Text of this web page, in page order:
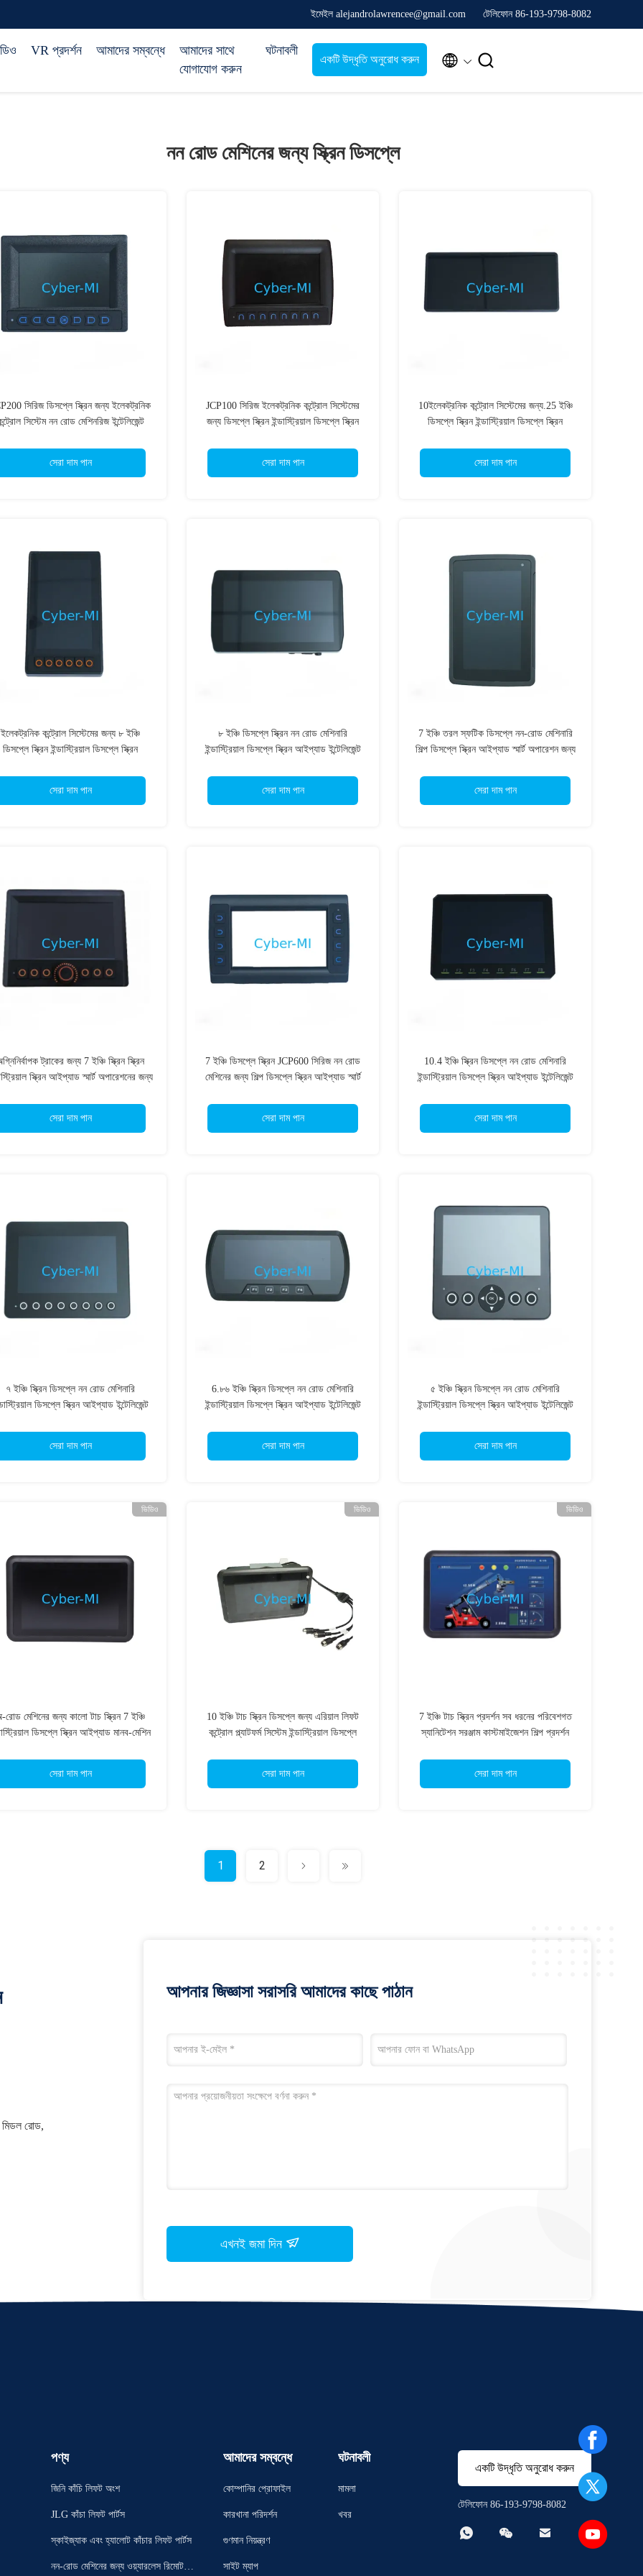
ইমেইল alejandrolawrencee@gmail.com টেলিফোন 86-193-9798-8082
VR প্রদর্শন আমাদের সম্বন্ধে
আমাদের সাথে
যোগাযোগ করুন
ঘটনাবলী
একটি উদ্ধৃতি অনুরোধ করুন  
নন রোড মেশিনের জন্য স্ক্রিন ডিসপ্লে
সিরিজ ডিসপ্লে স্ক্রিন জন্য ইলেকট্রনিক
সিস্টেম নন রোড মেশিনরিজ ইন্টেলিজেন্ট
সেরা দাম পান
JCP100 সিরিজ ইলেকট্রনিক কন্ট্রোল সিস্টেমের
জন্য ডিসপ্লে স্ক্রিন ইন্ডাস্ট্রিয়াল ডিসপ্লে স্ক্রিন
সেরা দাম পান
10ইলেকট্রনিক কন্ট্রোল সিস্টেমের জন্য.25 ইঞ্চি
ডিসপ্লে স্ক্রিন ইন্ডাস্ট্রিয়াল ডিসপ্লে স্ক্রিন
সেরা দাম পান
ইলেকট্রনিক কন্ট্রোল সিস্টেমের জন্য ৮ ইঞ্চি
ডিসপ্লে স্ক্রিন ইন্ডাস্ট্রিয়াল ডিসপ্লে স্ক্রিন
সেরা দাম পান
৮ ইঞ্চি ডিসপ্লে স্ক্রিন নন রোড মেশিনারি
ইন্ডাস্ট্রিয়াল ডিসপ্লে স্ক্রিন আইপ্যাড ইন্টেলিজেন্ট
সেরা দাম পান
7 ইঞ্চি তরল স্ফটিক ডিসপ্লে নন-রোড মেশিনারি
শিল্প ডিসপ্লে স্ক্রিন আইপ্যাড স্মার্ট অপারেশন জন্য
সেরা দাম পান
ট্রাকের জন্য 7 ইঞ্চি স্ক্রিন স্ক্রিন
স্ক্রিন আইপ্যাড স্মার্ট অপারেশনের জন্য
সেরা দাম পান
7 ইঞ্চি ডিসপ্লে স্ক্রিন JCP600 সিরিজ নন রোড
মেশিনের জন্য শিল্প ডিসপ্লে স্ক্রিন আইপ্যাড স্মার্ট
সেরা দাম পান
10.4 ইঞ্চি স্ক্রিন ডিসপ্লে নন রোড মেশিনারি
ইন্ডাস্ট্রিয়াল ডিসপ্লে স্ক্রিন আইপ্যাড ইন্টেলিজেন্ট
সেরা দাম পান
৭ ইঞ্চি স্ক্রিন ডিসপ্লে নন রোড মেশিনারি
ডিসপ্লে স্ক্রিন আইপ্যাড ইন্টেলিজেন্ট
সেরা দাম পান
6.৮৬ ইঞ্চি স্ক্রিন ডিসপ্লে নন রোড মেশিনারি
ইন্ডাস্ট্রিয়াল ডিসপ্লে স্ক্রিন আইপ্যাড ইন্টেলিজেন্ট
সেরা দাম পান
৫ ইঞ্চি স্ক্রিন ডিসপ্লে নন রোড মেশিনারি
ইন্ডাস্ট্রিয়াল ডিসপ্লে স্ক্রিন আইপ্যাড ইন্টেলিজেন্ট
সেরা দাম পান
ভিডিও
রোড মেশিনের জন্য কালো টাচ স্ক্রিন 7 ইঞ্চি
ডিসপ্লে স্ক্রিন আইপ্যাড মানব-মেশিন
সেরা দাম পান
ভিডিও
10 ইঞ্চি টাচ স্ক্রিন ডিসপ্লে জন্য এরিয়াল লিফট
কন্ট্রোল প্ল্যাটফর্ম সিস্টেম ইন্ডাস্ট্রিয়াল ডিসপ্লে
সেরা দাম পান
ভিডিও
7 ইঞ্চি টাচ স্ক্রিন প্রদর্শন সব ধরনের পরিবেশগত
স্যানিটেশন সরঞ্জাম কাস্টমাইজেশন শিল্প প্রদর্শন
সেরা দাম পান
1 2
মিডল রোড,
আপনার জিজ্ঞাসা সরাসরি আমাদের কাছে পাঠান
এখনই জমা দিন
পণ্য
জিনি কাঁচি লিফট অংশ
JLG কাঁচা লিফট পার্টস
স্কাইজ্যাক এবং হ্যালোট কাঁচার লিফট পার্টস
নন-রোড মেশিনের জন্য ওয়্যারলেস রিমোট ক
আমাদের সম্বন্ধে
কোম্পানির প্রোফাইল
কারখানা পরিদর্শন
গুণমান নিয়ন্ত্রণ
সাইট ম্যাপ
ঘটনাবলী
মামলা
খবর
একটি উদ্ধৃতি অনুরোধ করুন
টেলিফোন 86-193-9798-8082
  